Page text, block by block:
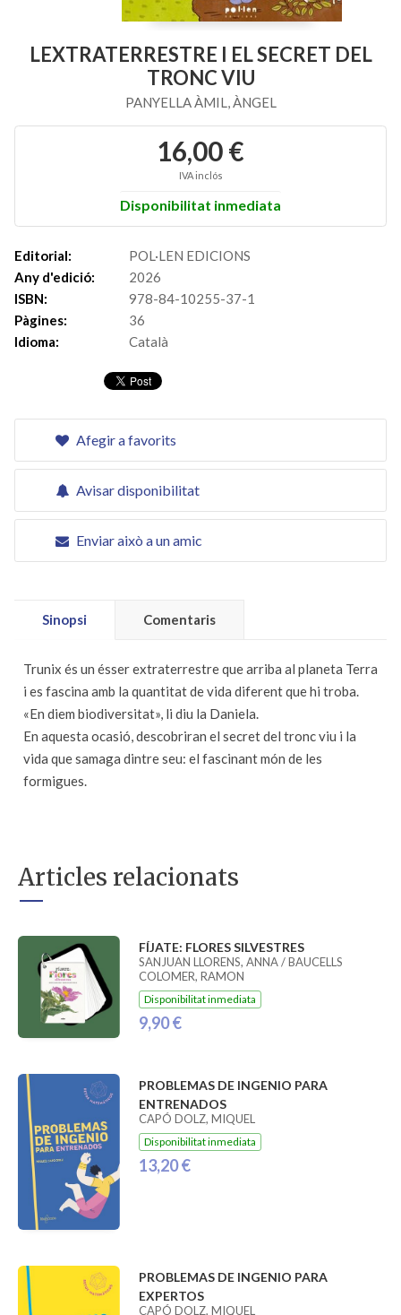
LEXTRATERRESTRE I EL SECRET DEL
TRONC VIU
PANYELLA ÀMIL, ÀNGEL
16,00 €
IVA inclós
Disponibilitat inmediata
Editorial:
POL·LEN EDICIONS
Any d'edició:
2026
ISBN:
978-84-10255-37-1
Pàgines:
36
Idioma:
Català
Afegir a favorits
Avisar disponibilitat
Enviar això a un amic
Sinopsi Comentaris
Trunix és un ésser extraterrestre que arriba al planeta Terra
i es fascina amb la quantitat de vida diferent que hi troba.
«En diem biodiversitat», li diu la Daniela.
En aquesta ocasió, descobriran el secret del tronc viu i la
vida que samaga dintre seu: el fascinant món de les
formigues.
Articles relacionats
FÍJATE: FLORES SILVESTRES
SANJUAN LLORENS, ANNA / BAUCELLS
COLOMER, RAMON
Disponibilitat inmediata
9,90 €
PROBLEMAS DE INGENIO PARA
ENTRENADOS
CAPÓ DOLZ, MIQUEL
Disponibilitat inmediata
13,20 €
PROBLEMAS DE INGENIO PARA
EXPERTOS
CAPÓ DOLZ, MIQUEL